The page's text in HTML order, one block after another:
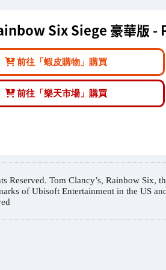
Six Siege 豪華版 -
前往「蝦皮購物」購買
前往「樂天市場」購買
Reserved. Tom Clancy’s, Rainbow Six,
of Ubisoft Entertainment in the US